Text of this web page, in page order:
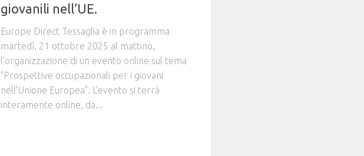
giovanili nell’UE.
Europe Direct Tessaglia è in programma
martedì, 21 ottobre 2025 al mattino,
l'organizzazione di un evento online sul tema
"Prospettive occupazionali per i giovani
nell'Unione Europea". L'evento si terrà
interamente online, da...